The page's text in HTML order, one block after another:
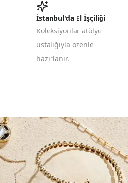
İstanbul'da El İşçiliği
Koleksiyonlar atölye
ustalığıyla özenle
hazırlanır.